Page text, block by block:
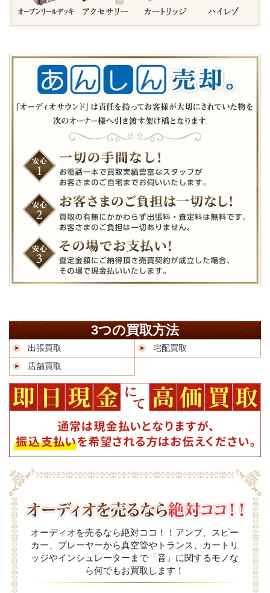
3つの買取方法
出張買取
宅配買取
店舗買取
オーディオを売るなら絶対ココ！！アンプ、スピー
カー、プレーヤーから真空管やトランス、カートリ
ッジやインシュレーターまで「音」に関するモノな
ら何でもお買取します！